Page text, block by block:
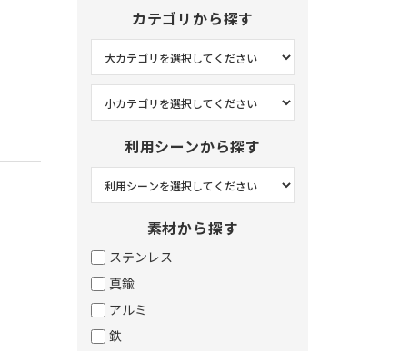
サニタリー
カテゴリから探す
利用シーンから探す
素材から探す
ステンレス
真鍮
アルミ
鉄